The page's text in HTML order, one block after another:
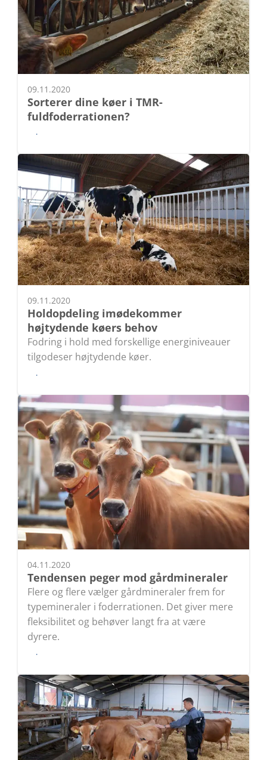
09.11.2020
Sorterer dine køer i TMR-
fuldfoderrationen?
Læs
09.11.2020
Holdopdeling imødekommer
højtydende køers behov
Fodring i hold med forskellige energiniveauer
tilgodeser højtydende køer.
Læs
04.11.2020
Tendensen peger mod gårdmineraler
Flere og flere vælger gårdmineraler frem for
typemineraler i foderrationen. Det giver mere
fleksibilitet og behøver langt fra at være
dyrere.
Læs